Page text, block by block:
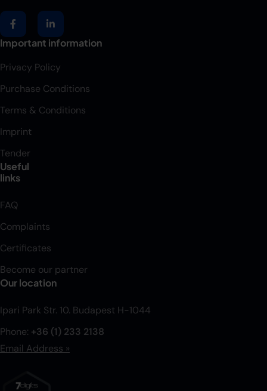
Important information
Privacy Policy
Purchase Conditions
Terms & Conditions
Imprint
Tender
Useful
links
FAQ
Complaints
Certificates
Become our partner
Our location
Ipari Park Str. 10. Budapest H-1044
Phone: +36 (1) 233 2138
Email Address »